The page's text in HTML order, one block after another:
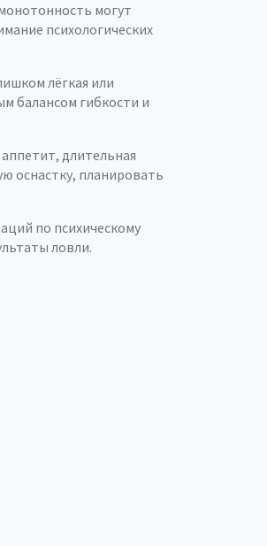
могут
психологических
лёгкая или
балансом гибкости и
длительная
оснастку, планировать
по психическому
ловли.